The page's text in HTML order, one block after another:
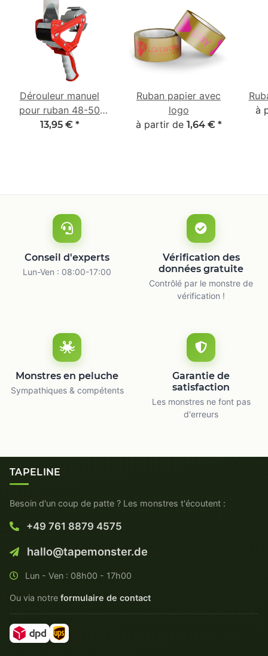
Dérouleur manuel
pour ruban 48-50
mm avec poignée 2K
13,95 € *
Ruban papier avec
logo
à partir de 1,64 € *
à
Conseil d'experts
Lun-Ven : 08:00-17:00
Vérification des
données gratuite
Contrôlé par le monstre de
vérification !
Monstres en peluche
Sympathiques & compétents
Garantie de
satisfaction
Les monstres ne font pas
d'erreurs
TAPELINE
Besoin d'un coup de patte ? Les monstres t'écoutent :
+49 761 8879 4575
hallo@tapemonster.de
Lun - Ven : 08h00 - 17h00
Ou via notre formulaire de contact